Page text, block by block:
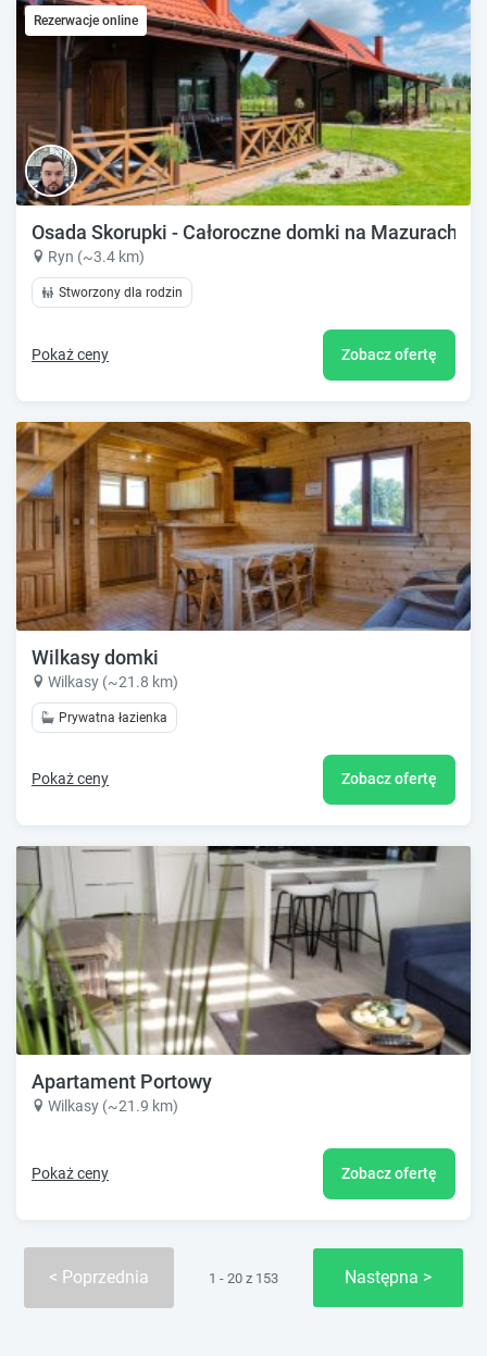
Rezerwacje online
Osada Skorupki - Całoroczne domki na Mazurach
Ryn (~3.4 km)
Stworzony dla rodzin
Pokaż ceny Zobacz ofertę
Wilkasy domki
Wilkasy (~21.8 km)
Prywatna łazienka
Pokaż ceny Zobacz ofertę
Apartament Portowy
Wilkasy (~21.9 km)
Pokaż ceny Zobacz ofertę
Poprzednia 1 - 20 z 153 Następna